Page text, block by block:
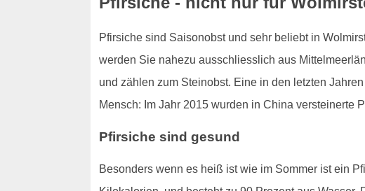
Pfirsiche sind Saisonobst und sehr beliebt in
werden Sie nahezu ausschliesslich aus
und zählen zum Steinobst. Eine in den letzten
Mensch: Im Jahr 2015 wurden in China versteinerte
Pfirsiche sind gesund
Besonders wenn es heiß ist wie im Sommer ist ein